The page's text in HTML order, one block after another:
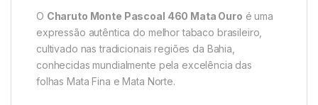
O Charuto Monte Pascoal 460 Mata Ouro é uma
expressão autêntica do melhor tabaco brasileiro,
cultivado nas tradicionais regiões da Bahia,
conhecidas mundialmente pela excelência das
folhas Mata Fina e Mata Norte.